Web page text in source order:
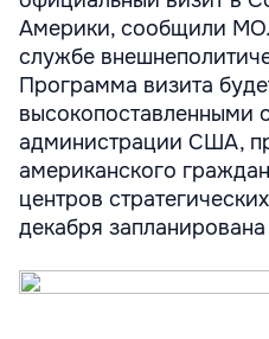
Америки, сообщили
службе
Программа визита
высокопоставленными
администрации США,
американского
центров
декабря